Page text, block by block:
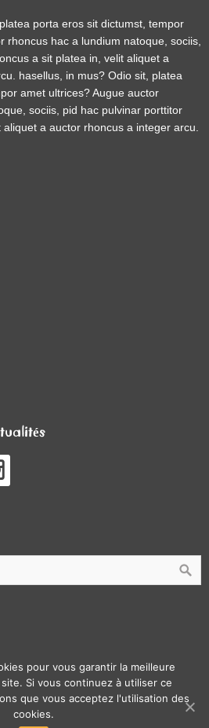
porta eros sit dictumst, tempor
rhoncus hac a lundium natoque, sociis,
a sit platea in, velit aliquet a
hasellus, in mus? Odio sit, platea
amet ultrices? Augue auctor
sociis, pid hac pulvinar porttitor
a auctor rhoncus a integer arcu.
theme by CPOThemes.
de la licence pro ATC de
Olivier Lainé, Guillaume Barreau,
pour vous garantir la meilleure
Si vous continuez à utiliser ce
que vous acceptez l'utilisation des
cookies.